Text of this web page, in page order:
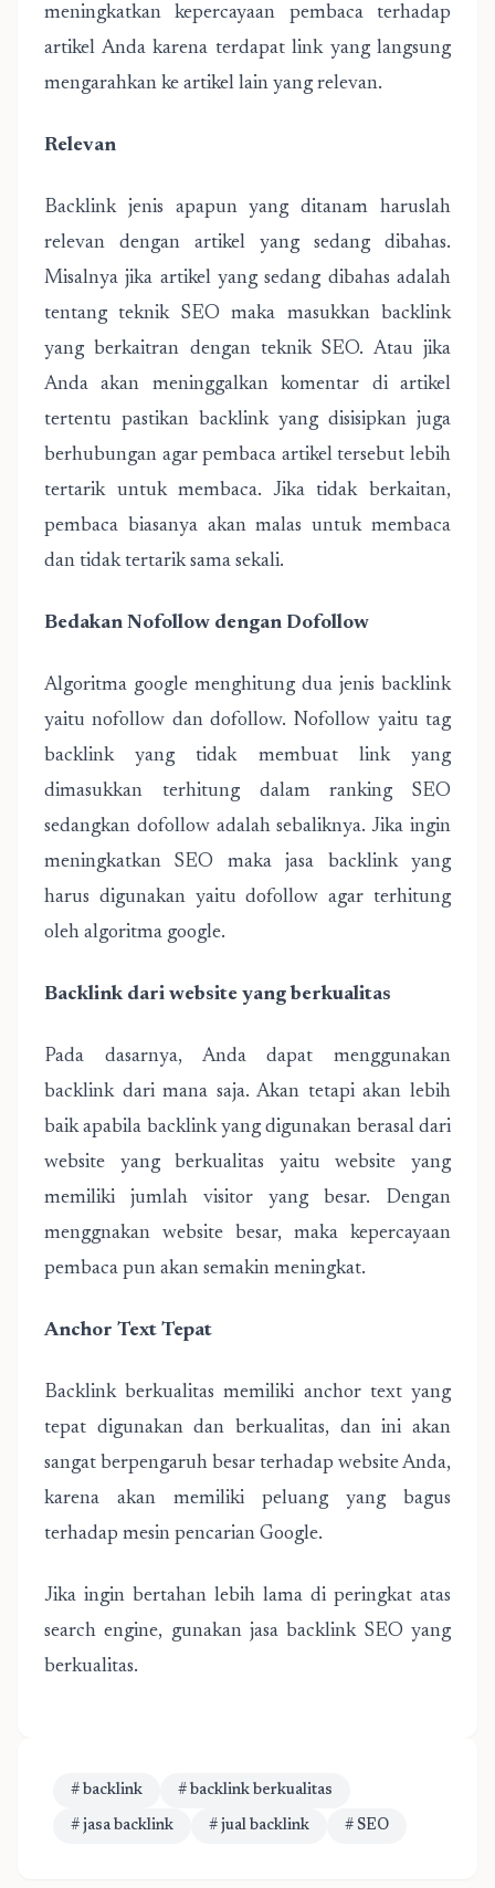
meningkatkan kepercayaan pembaca terhadap
artikel Anda karena terdapat link yang langsung
mengarahkan ke artikel lain yang relevan.
Relevan
Backlink jenis apapun yang ditanam haruslah
relevan dengan artikel yang sedang dibahas.
Misalnya jika artikel yang sedang dibahas adalah
tentang teknik SEO maka masukkan backlink
yang berkaitran dengan teknik SEO. Atau jika
Anda akan meninggalkan komentar di artikel
tertentu pastikan backlink yang disisipkan juga
berhubungan agar pembaca artikel tersebut lebih
tertarik untuk membaca. Jika tidak berkaitan,
pembaca biasanya akan malas untuk membaca
dan tidak tertarik sama sekali.
Bedakan Nofollow dengan Dofollow
Algoritma google menghitung dua jenis backlink
yaitu nofollow dan dofollow. Nofollow yaitu tag
backlink yang tidak membuat link yang
dimasukkan terhitung dalam ranking SEO
sedangkan dofollow adalah sebaliknya. Jika ingin
meningkatkan SEO maka jasa backlink yang
harus digunakan yaitu dofollow agar terhitung
oleh algoritma google.
Backlink dari website yang berkualitas
Pada dasarnya, Anda dapat menggunakan
backlink dari mana saja. Akan tetapi akan lebih
baik apabila backlink yang digunakan berasal dari
website yang berkualitas yaitu website yang
memiliki jumlah visitor yang besar. Dengan
menggnakan website besar, maka kepercayaan
pembaca pun akan semakin meningkat.
Anchor Text Tepat
Backlink berkualitas memiliki anchor text yang
tepat digunakan dan berkualitas, dan ini akan
sangat berpengaruh besar terhadap website Anda,
karena akan memiliki peluang yang bagus
terhadap mesin pencarian Google.
Jika ingin bertahan lebih lama di peringkat atas
search engine, gunakan jasa backlink SEO yang
berkualitas.
# backlink # backlink berkualitas
# jasa backlink # jual backlink # SEO